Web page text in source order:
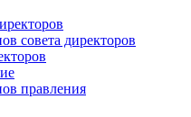
совета директоров
правления